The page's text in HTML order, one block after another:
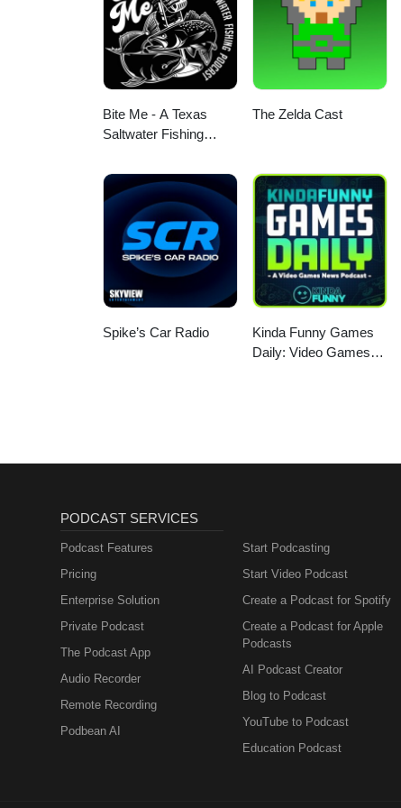
Bite Me - A Texas
Saltwater Fishing
The Zelda Cast
Spike’s Car Radio
Kinda Funny Games
Daily: Video Games
PODCAST SERVICES
Podcast Features
Pricing
Enterprise Solution
Private Podcast
The Podcast App
Audio Recorder
Remote Recording
Podbean AI
Start Podcasting
Start Video Podcast
Create a Podcast for Spotify
Create a Podcast for Apple
Podcasts
AI Podcast Creator
Blog to Podcast
YouTube to Podcast
Education Podcast